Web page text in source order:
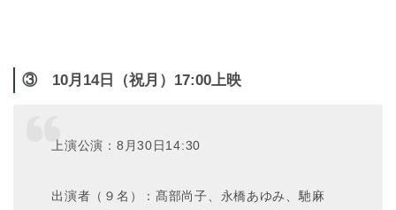
③ 10月14日（祝月）17:00上映
上演公演：8月30日14:30
出演者（９名）：髙部尚子、永橋あゆみ、馳麻